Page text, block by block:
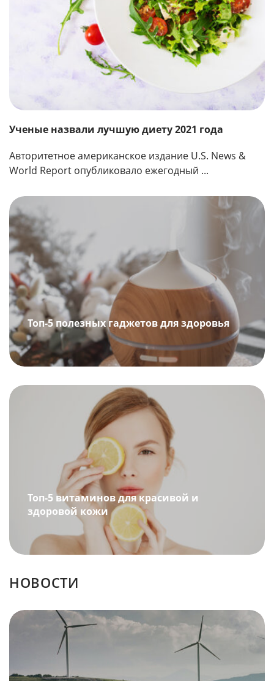
Ученые назвали лучшую диету 2021 года
Авторитетное американское издание U.S. News &
World Report опубликовало ежегодный ...
Топ-5 полезных гаджетов для здоровья
Топ-5 витаминов для красивой и
здоровой кожи
НОВОСТИ